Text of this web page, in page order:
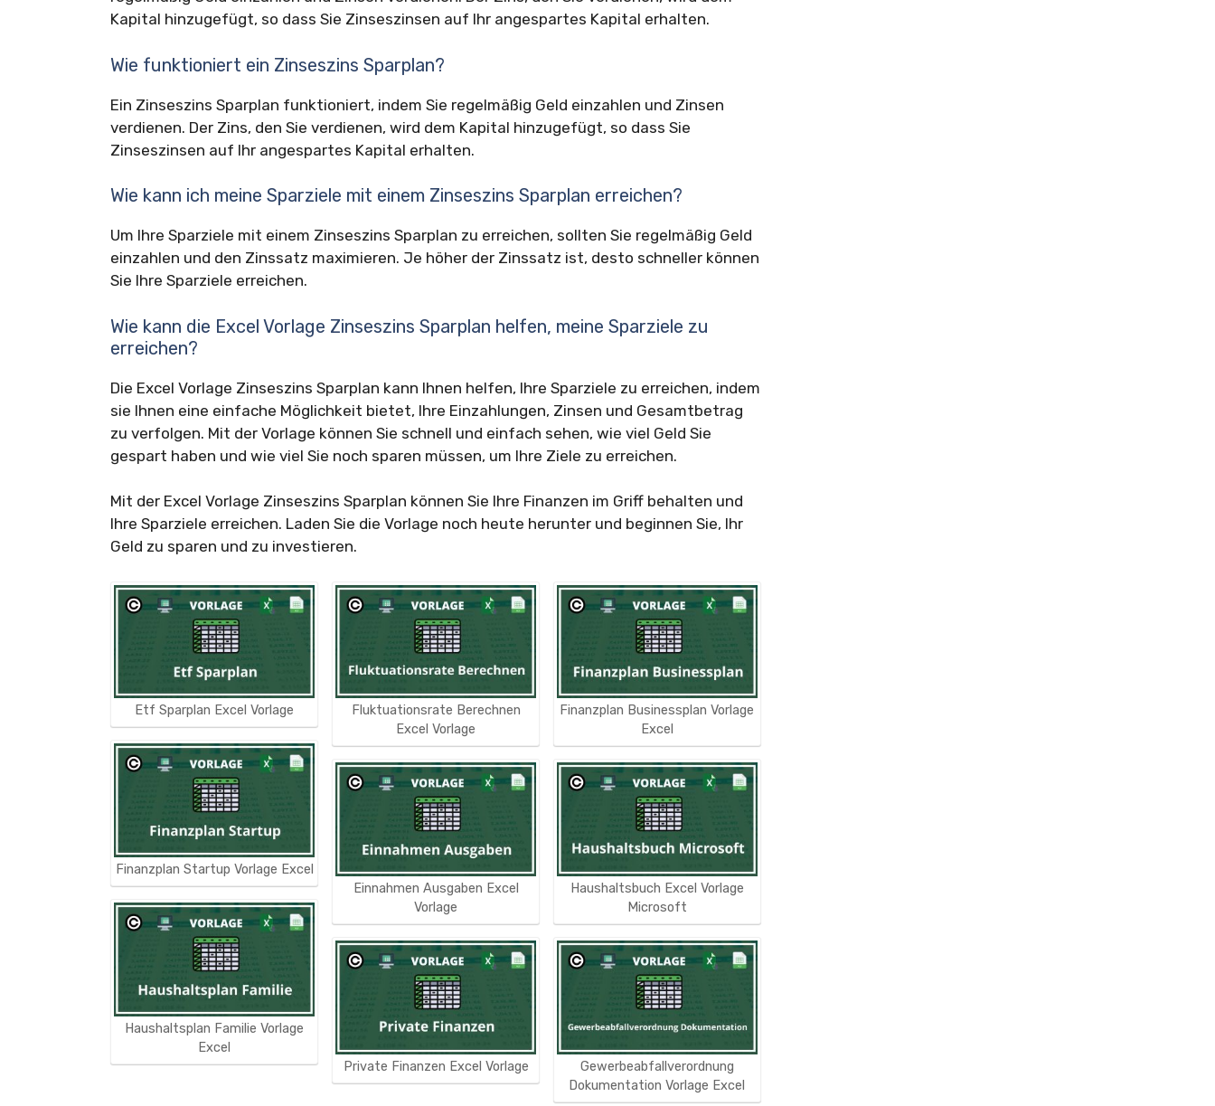
Kapital hinzugefügt, so dass Sie Zinseszinsen auf Ihr angespartes Kapital erhalten.
Wie funktioniert ein Zinseszins Sparplan?
Ein Zinseszins Sparplan funktioniert, indem Sie regelmäßig Geld einzahlen und Zinsen
verdienen. Der Zins, den Sie verdienen, wird dem Kapital hinzugefügt, so dass Sie
Zinseszinsen auf Ihr angespartes Kapital erhalten.
Wie kann ich meine Sparziele mit einem Zinseszins Sparplan erreichen?
Um Ihre Sparziele mit einem Zinseszins Sparplan zu erreichen, sollten Sie regelmäßig Geld
einzahlen und den Zinssatz maximieren. Je höher der Zinssatz ist, desto schneller können
Sie Ihre Sparziele erreichen.
Wie kann die Excel Vorlage Zinseszins Sparplan helfen, meine Sparziele zu
erreichen?
Die Excel Vorlage Zinseszins Sparplan kann Ihnen helfen, Ihre Sparziele zu erreichen, indem
sie Ihnen eine einfache Möglichkeit bietet, Ihre Einzahlungen, Zinsen und Gesamtbetrag
zu verfolgen. Mit der Vorlage können Sie schnell und einfach sehen, wie viel Geld Sie
gespart haben und wie viel Sie noch sparen müssen, um Ihre Ziele zu erreichen.
Mit der Excel Vorlage Zinseszins Sparplan können Sie Ihre Finanzen im Griff behalten und
Ihre Sparziele erreichen. Laden Sie die Vorlage noch heute herunter und beginnen Sie, Ihr
Geld zu sparen und zu investieren.
Etf Sparplan Excel Vorlage
Finanzplan Startup Vorlage Excel
Haushaltsplan Familie Vorlage
Excel
Fluktuationsrate Berechnen
Excel Vorlage
Einnahmen Ausgaben Excel
Vorlage
Private Finanzen Excel Vorlage
Finanzplan Businessplan Vorlage
Excel
Haushaltsbuch Excel Vorlage
Microsoft
Gewerbeabfallverordnung
Dokumentation Vorlage Excel